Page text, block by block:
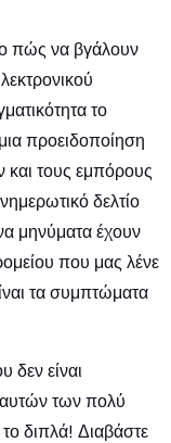
πώς να βγάλουν
το
προειδοποίηση
και τους εμπόρους
δελτίο
μηνύματα έχουν
που μας λένε
τα συμπτώματα
δεν είναι
αυτών των πολύ
διπλά! Διαβάστε